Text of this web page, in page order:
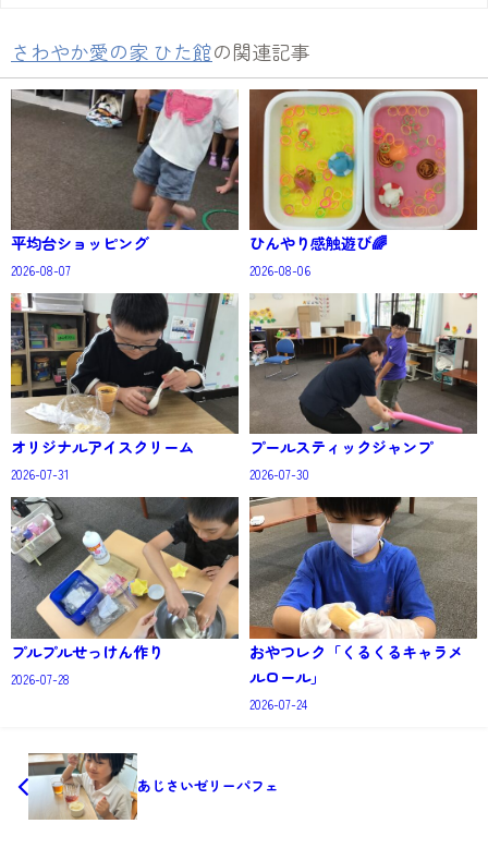
さわやか愛の家 ひた館の関連記事
平均台ショッピング
2026-08-07
ひんやり感触遊び🌈
2026-08-06
オリジナルアイスクリーム
2026-07-31
プールスティックジャンプ
2026-07-30
プルプルせっけん作り
2026-07-28
おやつレク「くるくるキャラメ
ルロール」
2026-07-24
あじさいゼリーパフェ